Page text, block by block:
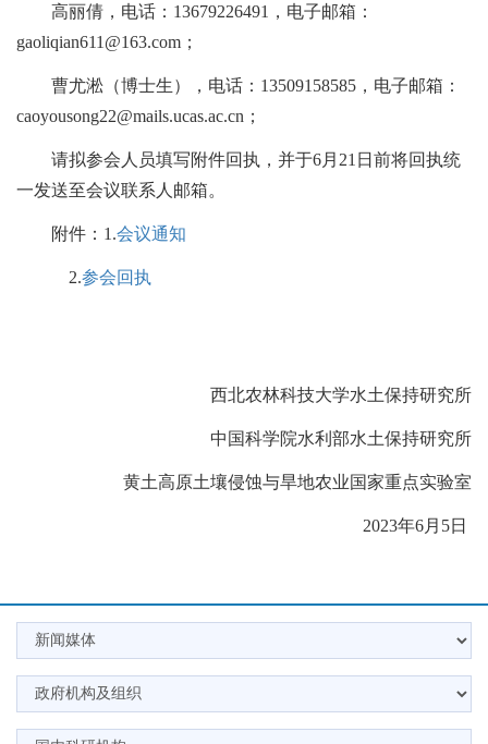
高丽倩，电话：13679226491，电子邮箱：
gaoliqian611@163.com；
曹尤淞（博士生），电话：13509158585，电子邮箱：
caoyousong22@mails.ucas.ac.cn；
请拟参会人员填写附件回执，并于6月21日前将回执统
一发送至会议联系人邮箱。
附件：1.会议通知
2.参会回执
西北农林科技大学水土保持研究所
中国科学院水利部水土保持研究所
黄土高原土壤侵蚀与旱地农业国家重点实验室
2023年6月5日